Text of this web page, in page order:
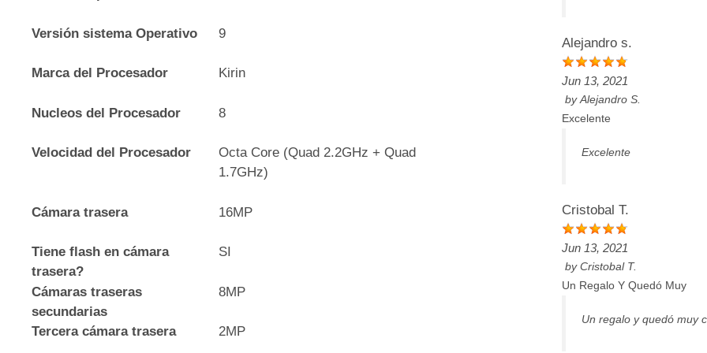
Versión sistema Operativo 9
Marca del Procesador Kirin
Nucleos del Procesador 8
Velocidad del Procesador
Octa Core (Quad 2.2GHz + Quad
1.7GHz)
Cámara trasera 16MP
Tiene flash en cámara
trasera?
SI
Cámaras traseras
secundarias
8MP
Tercera cámara trasera 2MP
Alejandro s.
Jun 13, 2021
byAlejandro S.
Excelente
Excelente
Cristobal T.
Jun 13, 2021
byCristobal T.
Un Regalo Y Quedó Muy
Un regalo y quedó muy